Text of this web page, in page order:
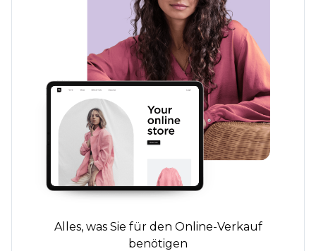
Alles, was Sie für den Online-Verkauf
benötigen